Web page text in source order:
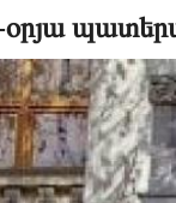
օրյա